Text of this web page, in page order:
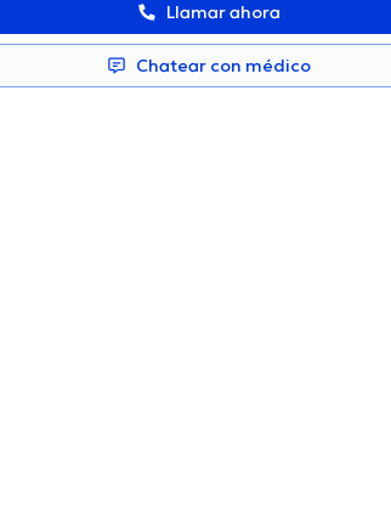
Llamar ahora
Chatear con médico